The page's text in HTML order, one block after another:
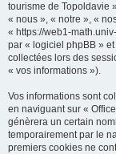
tourisme de Topoldavie
« nous », « notre », «
« https://web1-
par « logiciel phpBB »
collectées lors des
« vos informations »).
Vos informations sont
en naviguant sur «
génèrera un certain
temporairement par le
premiers cookies ne